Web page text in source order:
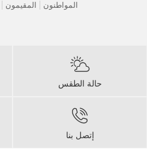
المواطنون المقيمون
حالة الطقس
إتصل بنا